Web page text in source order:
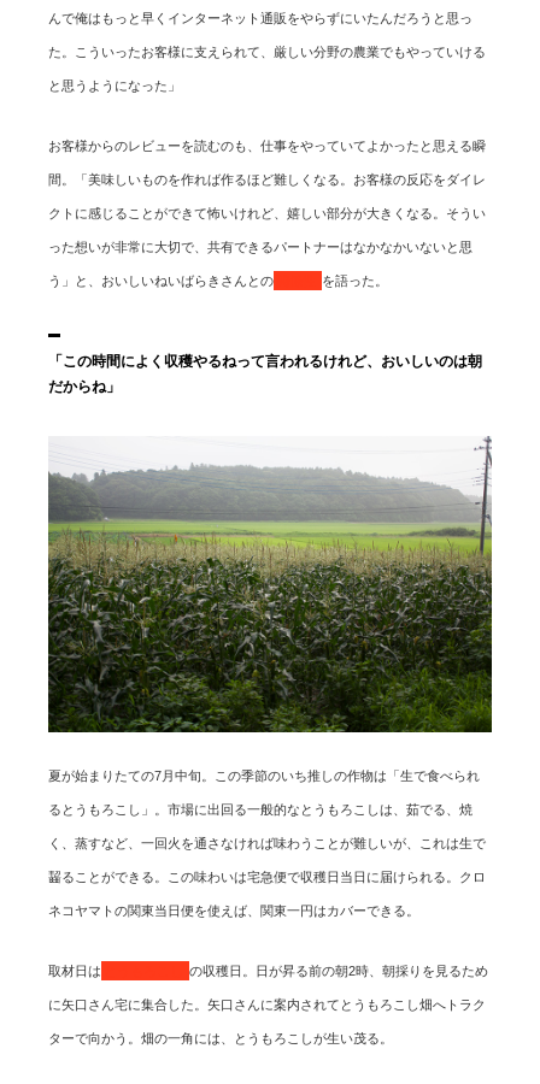
んで俺はもっと早くインターネット通販をやらずにいたんだろうと思っ
た。こういったお客様に支えられて、厳しい分野の農業でもやっていける
と思うようになった」
お客様からのレビューを読むのも、仕事をやっていてよかったと思える瞬
間。「美味しいものを作れば作るほど難しくなる。お客様の反応をダイレ
クトに感じることができて怖いけれど、嬉しい部分が大きくなる。そうい
った想いが非常に大切で、共有できるパートナーはなかなかいないと思
う」と、おいしいねいばらきさんとの を語った。
「この時間によく収穫やるねって言われるけれど、おいしいのは朝
だからね」
夏が始まりたての7月中旬。この季節のいち推しの作物は「生で食べられ
るとうもろこし」。市場に出回る一般的なとうもろこしは、茹でる、焼
く、蒸すなど、一回火を通さなければ味わうことが難しいが、これは生で
齧ることができる。この味わいは宅急便で収穫日当日に届けられる。クロ
ネコヤマトの関東当日便を使えば、関東一円はカバーできる。
取材日は の収穫日。日が昇る前の朝2時、朝採りを見るため
に矢口さん宅に集合した。矢口さんに案内されてとうもろこし畑へトラク
ターで向かう。畑の一角には、とうもろこしが生い茂る。